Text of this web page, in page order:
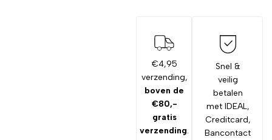
€4,95
verzending,
boven de
€80,-
gratis
verzending.
Snel &
veilig
betalen
met IDEAL,
Creditcard,
Bancontact